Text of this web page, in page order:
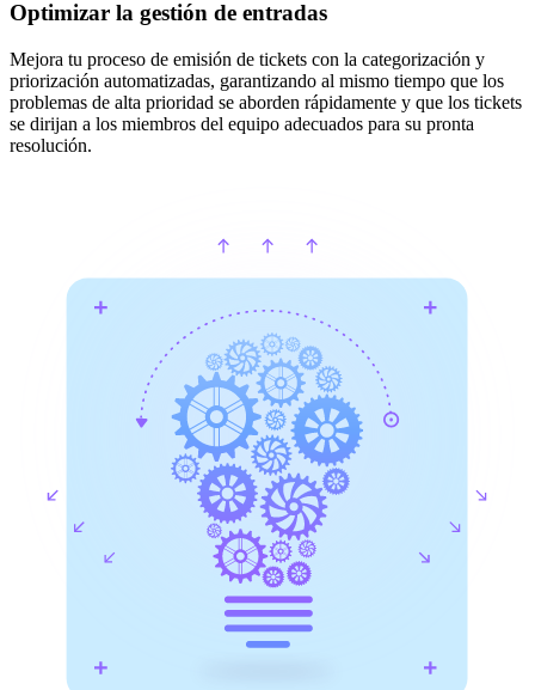
Optimizar la gestión de entradas
Mejora tu proceso de emisión de tickets con la categorización y
priorización automatizadas, garantizando al mismo tiempo que los
problemas de alta prioridad se aborden rápidamente y que los tickets
se dirijan a los miembros del equipo adecuados para su pronta
resolución.